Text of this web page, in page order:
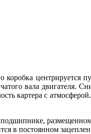
центрируется
вала двигателя.
картера с
в постоянном